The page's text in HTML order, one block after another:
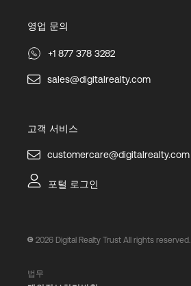
영업 문의
+1 877 378 3282
sales@digitalrealty.com
고객 서비스
customercare@digitalrealty.com
포털 로그인
2026 Digital Realty Trust All rights reserved.
법무